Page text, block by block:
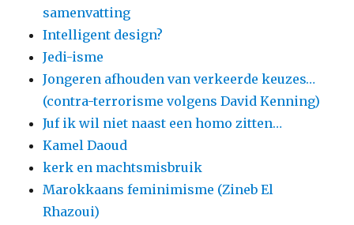
samenvatting
Intelligent design?
Jedi-isme
Jongeren afhouden van verkeerde keuzes…
(contra-terrorisme volgens David Kenning)
Juf ik wil niet naast een homo zitten…
Kamel Daoud
kerk en machtsmisbruik
Marokkaans feminimisme (Zineb El
Rhazoui)